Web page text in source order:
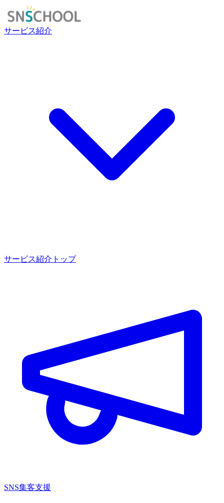
サービス紹介
サービス紹介トップ
SNS集客支援